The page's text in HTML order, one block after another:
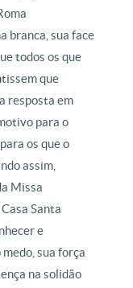
branca, sua face
todos os que
que
resposta em
para o
os que o
assim,
Missa
Santa
e
sua força
na solidão